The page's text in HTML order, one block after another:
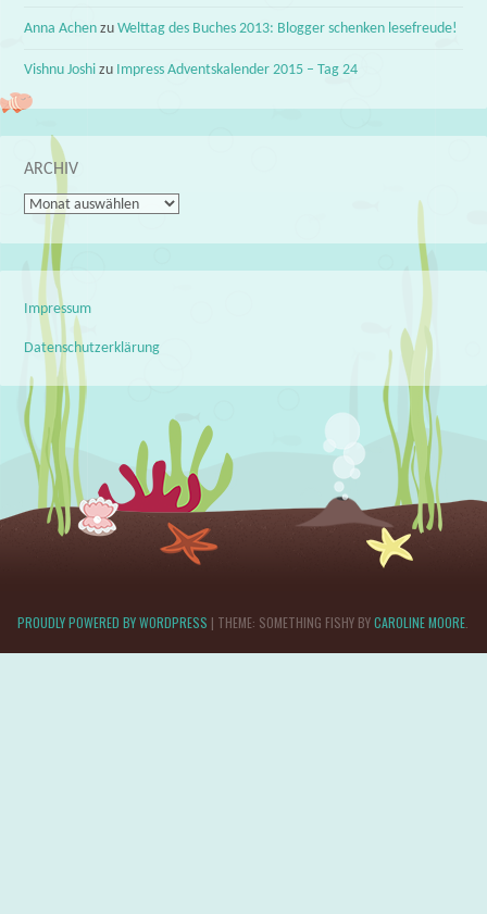
Anna Achen zuWelttag des Buches 2013: Blogger schenken lesefreude!
Vishnu Joshi zu Impress Adventskalender 2015 – Tag 24
ARCHIV
Archiv
Impressum
Datenschutzerklärung
PROUDLY POWERED BY WORDPRESS | THEME: SOMETHING FISHY BYCAROLINE MOORE